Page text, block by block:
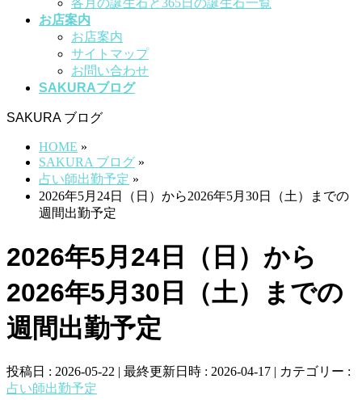
各月の誕生石と365日の誕生石一覧
お店案内
お店案内
サイトマップ
お問い合わせ
SAKURAブログ
SAKURA ブログ
HOME »
SAKURA ブログ »
占い師出勤予定 »
2026年5月24日（日）から2026年5月30日（土）までの
週間出勤予定
2026年5月24日（日）から
2026年5月30日（土）までの
週間出勤予定
投稿日 : 2026-05-22 最終更新日時 : 2026-04-17
カテゴリー :
占い師出勤予定